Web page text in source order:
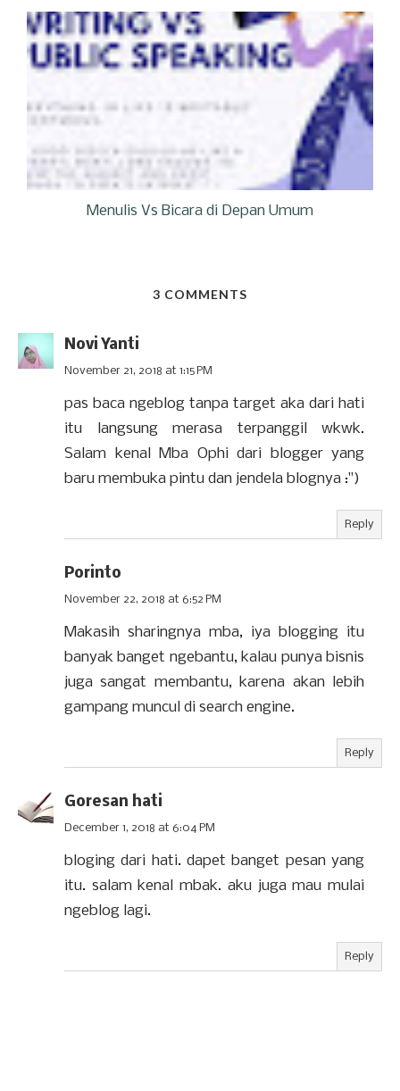
Menulis Vs Bicara di Depan Umum
3 COMMENTS
Novi Yanti
November 21, 2018 at 1:15 PM
pas baca ngeblog tanpa target aka dari hati
itu langsung merasa terpanggil wkwk.
Salam kenal Mba Ophi dari blogger yang
baru membuka pintu dan jendela blognya :")
Reply
Porinto
November 22, 2018 at 6:52 PM
Makasih sharingnya mba, iya blogging itu
banyak banget ngebantu, kalau punya bisnis
juga sangat membantu, karena akan lebih
gampang muncul di search engine.
Reply
Goresan hati
December 1, 2018 at 6:04 PM
bloging dari hati. dapet banget pesan yang
itu. salam kenal mbak. aku juga mau mulai
ngeblog lagi.
Reply